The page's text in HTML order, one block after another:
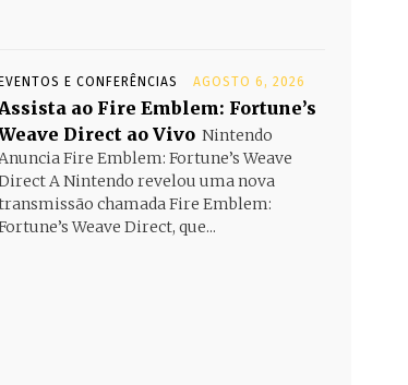
EVENTOS E CONFERÊNCIAS AGOSTO 6, 2026
ao Fire Emblem: Fortune’s
Direct ao Vivo Nintendo
Fire Emblem: Fortune’s Weave
A Nintendo revelou uma nova
chamada Fire Emblem:
Weave Direct, que...